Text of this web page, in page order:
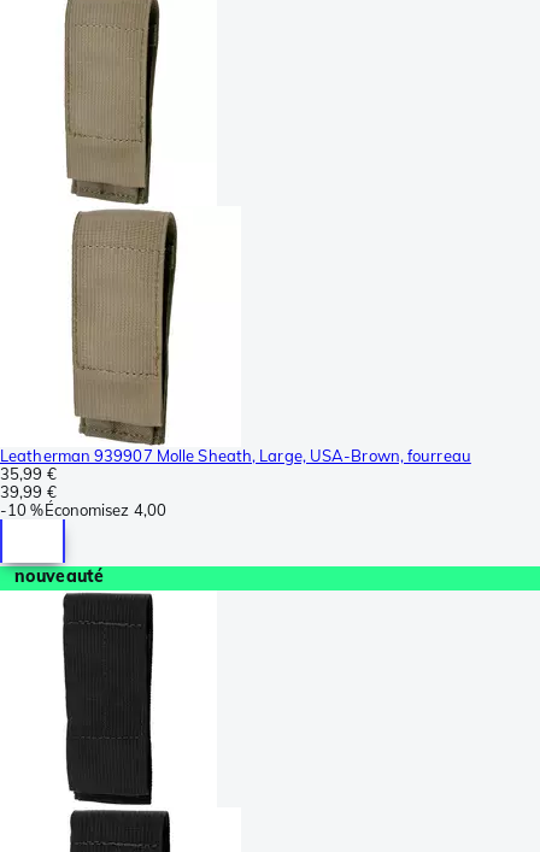
Leatherman 939907 Molle Sheath, Large, USA-Brown, fourreau
35,99 €
39,99 €
-10 %Économisez 4,00
nouveauté